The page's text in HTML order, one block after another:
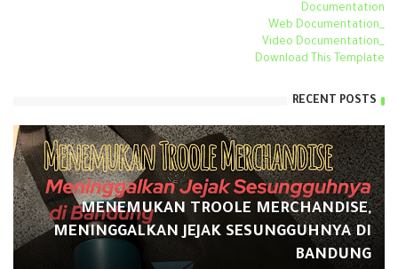
Documentation
_Web Documentation
_Video Documentation
Download This Template
RECENT POSTS
MENEMUKAN TROOLE MERCHANDISE,
MENINGGALKAN JEJAK SESUNGGUHNYA DI
BANDUNG